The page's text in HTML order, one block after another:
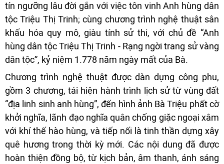
tín ngưỡng lâu đời gắn với việc tôn vinh Anh hùng dân
tộc Triệu Thị Trinh; cùng chương trình nghệ thuật sân
khấu hóa quy mô, giàu tính sử thi, với chủ đề “Anh
hùng dân tộc Triệu Thị Trinh - Rạng ngời trang sử vàng
dân tộc”, kỷ niệm 1.778 năm ngày mất của Bà.
Chương trình nghệ thuật được dàn dựng công phu,
gồm 3 chương, tái hiện hành trình lịch sử từ vùng đất
“địa linh sinh anh hùng”, đến hình ảnh Bà Triệu phất cờ
khởi nghĩa, lãnh đạo nghĩa quân chống giặc ngoại xâm
với khí thế hào hùng, và tiếp nối là tinh thần dựng xây
quê hương trong thời kỳ mới. Các nội dung đã được
hoàn thiện đồng bộ, từ kịch bản, âm thanh, ánh sáng